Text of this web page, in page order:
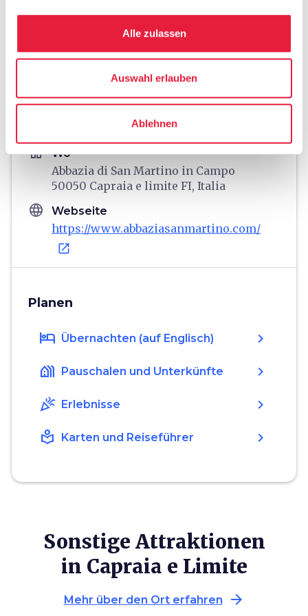
Alle zulassen
Auswahl erlauben
Ablehnen
home Wo
Abbazia di San Martino in Campo
50050 Capraia e limite FI, Italia
language Webseite
https://www.abbaziasanmartino.com/
open_in_new
Planen
hotel Übernachten (auf Englisch) chevron_right
holiday_village Pauschalen und Unterkünfte chevron_right
celebration Erlebnisse chevron_right
local_library Karten und Reiseführer chevron_right
Sonstige Attraktionen
in Capraia e Limite
Mehr über den Ort erfahren arrow_forward